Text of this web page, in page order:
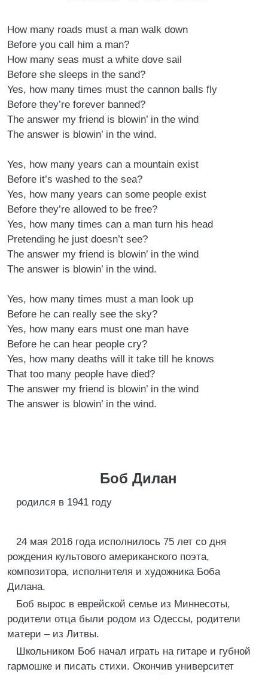
How many roads must a man walk down
Before you call him a man?
How many seas must a white dove sail
Before she sleeps in the sand?
Yes, how many times must the cannon balls fly
Before they’re forever banned?
The answer my friend is blowin’ in the wind
The answer is blowin’ in the wind.
Yes, how many years can a mountain exist
Before it’s washed to the sea?
Yes, how many years can some people exist
Before they’re allowed to be free?
Yes, how many times can a man turn his head
Pretending he just doesn’t see?
The answer my friend is blowin’ in the wind
The answer is blowin’ in the wind.
Yes, how many times must a man look up
Before he can really see the sky?
Yes, how many ears must one man have
Before he can hear people cry?
Yes, how many deaths will it take till he knows
That too many people have died?
The answer my friend is blowin’ in the wind
The answer is blowin’ in the wind.
Боб Дилан
родился в 1941 году
24 мая 2016 года исполнилось 75 лет со дня
рождения культового американского поэта,
композитора, исполнителя и художника Боба
Дилана.
Боб вырос в еврейской семье из Миннесоты,
родители отца были родом из Одессы, родители
матери – из Литвы.
Школьником Боб начал играть на гитаре и губной
гармошке и писать стихи. Окончив университет